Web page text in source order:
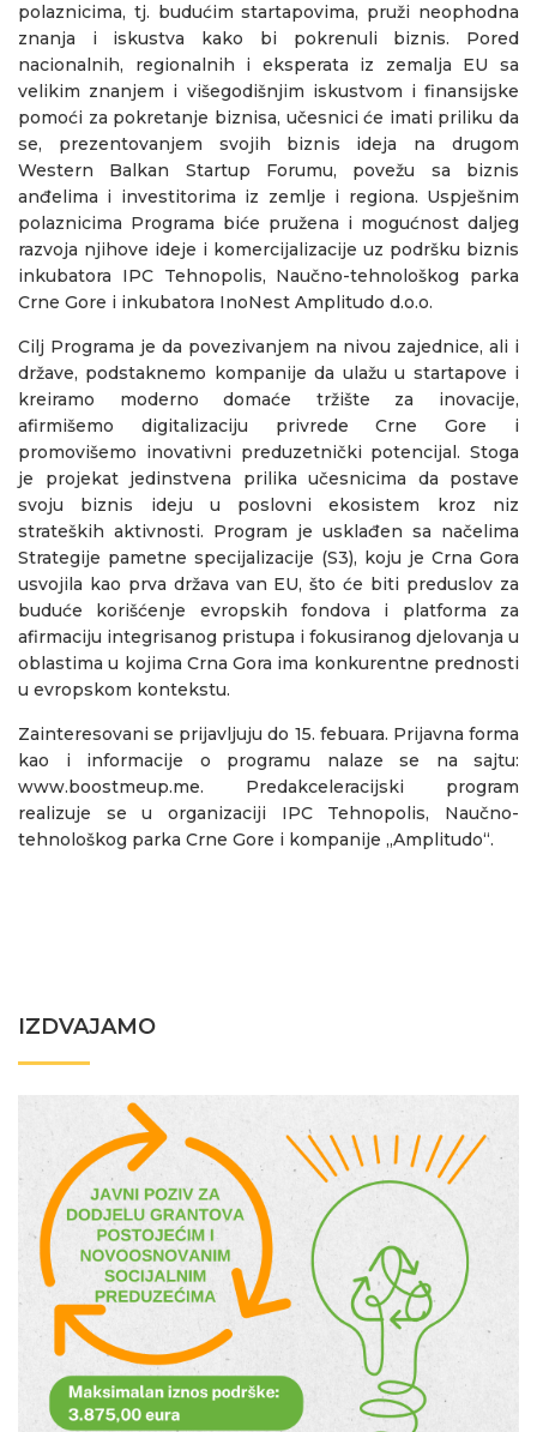
polaznicima, tj. budućim startapovima, pruži neophodna
znanja i iskustva kako bi pokrenuli biznis. Pored
nacionalnih, regionalnih i eksperata iz zemalja EU sa
velikim znanjem i višegodišnjim iskustvom i finansijske
pomoći za pokretanje biznisa, učesnici će imati priliku da
se, prezentovanjem svojih biznis ideja na drugom
Western Balkan Startup Forumu, povežu sa biznis
anđelima i investitorima iz zemlje i regiona. Uspješnim
polaznicima Programa biće pružena i mogućnost daljeg
razvoja njihove ideje i komercijalizacije uz podršku biznis
inkubatora IPC Tehnopolis, Naučno-tehnološkog parka
Crne Gore i inkubatora InoNest Amplitudo d.o.o.
Cilj Programa je da povezivanjem na nivou zajednice, ali i
države, podstaknemo kompanije da ulažu u startapove i
kreiramo moderno domaće tržište za inovacije,
afirmišemo digitalizaciju privrede Crne Gore i
promovišemo inovativni preduzetnički potencijal. Stoga
je projekat jedinstvena prilika učesnicima da postave
svoju biznis ideju u poslovni ekosistem kroz niz
strateških aktivnosti. Program je usklađen sa načelima
Strategije pametne specijalizacije (S3), koju je Crna Gora
usvojila kao prva država van EU, što će biti preduslov za
buduće korišćenje evropskih fondova i platforma za
afirmaciju integrisanog pristupa i fokusiranog djelovanja u
oblastima u kojima Crna Gora ima konkurentne prednosti
u evropskom kontekstu.
Zainteresovani se prijavljuju do 15. febuara. Prijavna forma
kao i informacije o programu nalaze se na sajtu:
www.boostmeup.me. Predakceleracijski program
realizuje se u organizaciji IPC Tehnopolis, Naučno-
tehnološkog parka Crne Gore i kompanije „Amplitudo“.
IZDVAJAMO